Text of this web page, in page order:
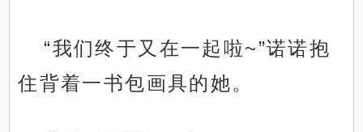
“我们终于又在一起啦~”诺诺抱
住背着一书包画具的她。